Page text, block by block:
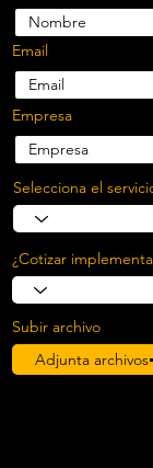
Email
Empresa
Selecciona el
¿Cotizar
Subir archivo
Adjunta archivos